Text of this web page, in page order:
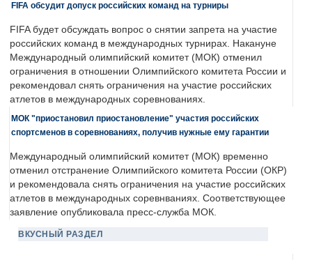
FIFA обсудит допуск российских команд на турниры
FIFA будет обсуждать вопрос о снятии запрета на участие
российских команд в международных турнирах. Накануне
Международный олимпийский комитет (МОК) отменил
ограничения в отношении Олимпийского комитета России и
рекомендовал снять ограничения на участие российских
атлетов в международных соревнованиях.
МОК "приостановил приостановление" участия российских
спортсменов в соревнованиях, получив нужные ему гарантии
Международный олимпийский комитет (МОК) временно
отменил отстранение Олимпийского комитета России (ОКР)
и рекомендовала снять ограничения на участие российских
атлетов в международных соревнваниях. Соответствующее
заявление опубликовала пресс-служба МОК.
ВКУСНЫЙ РАЗДЕЛ